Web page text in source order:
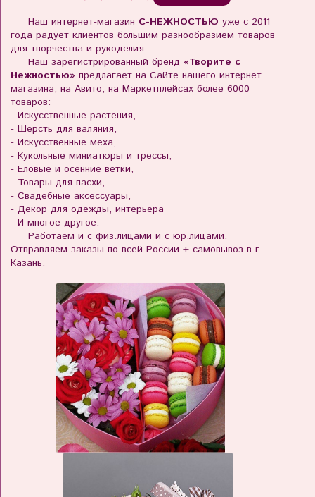
Наш интернет-магазин С-НЕЖНОСТЬЮ уже с 2011
года радует клиентов большим разнообразием товаров
для творчества и рукоделия.
Наш зарегистрированный бренд «Творите с
Нежностью» предлагает на Сайте нашего интернет
магазина, на Авито, на Маркетплейсах более 6000
товаров:
- Искусственные растения,
- Шерсть для валяния,
- Искусственные меха,
- Кукольные миниатюры и трессы,
- Еловые и осенние ветки,
- Товары для пасхи,
- Свадебные аксессуары,
- Декор для одежды, интерьера
- И многое другое.
Работаем и с физ.лицами и с юр.лицами.
Отправляем заказы по всей России + самовывоз в г.
Казань.